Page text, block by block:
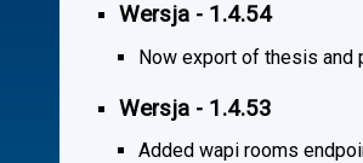
Wersja - 1.4.54
Now export of thesis and
Wersja - 1.4.53
Added wapi rooms